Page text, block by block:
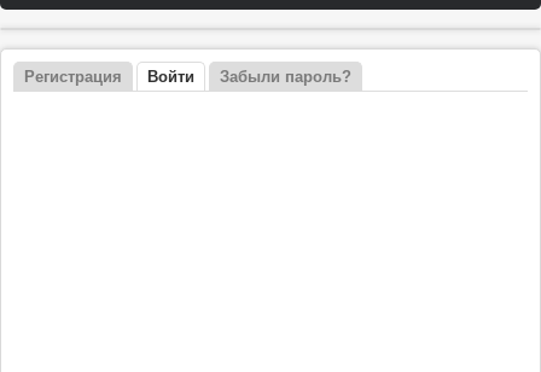
Главные вкладки
Регистрация Войти (активная вкладка)
Забыли пароль?